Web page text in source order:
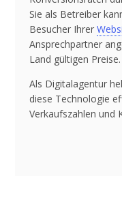
Sie als Betreiber
Besucher Ihrer
Ansprechpartner
Land gültigen Preise.
Als Digitalagentur
diese Technologie
Verkaufszahlen und